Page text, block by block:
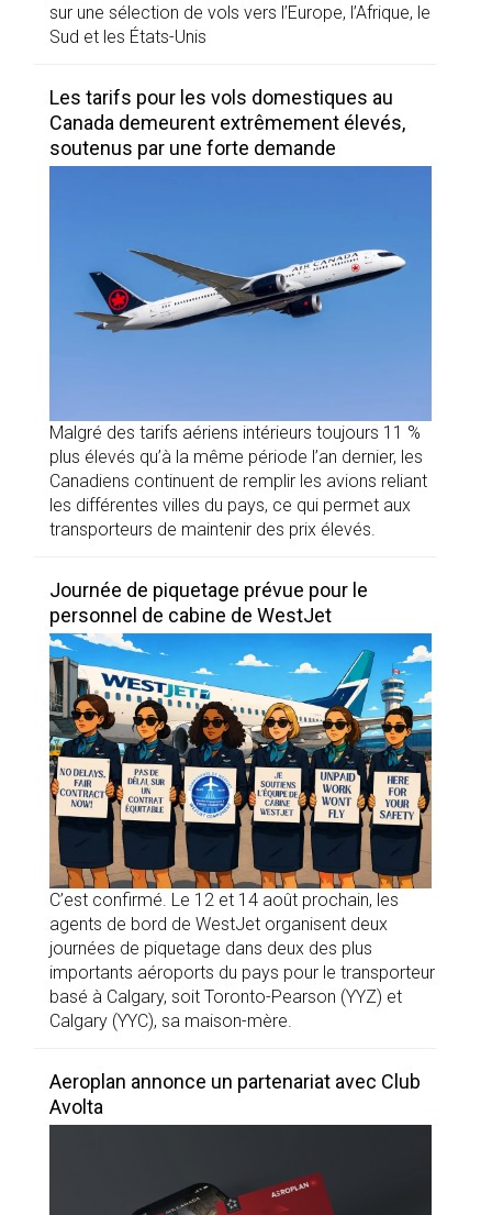
sur une sélection de vols vers l’Europe, l’Afrique, le
Sud et les États-Unis
Les tarifs pour les vols domestiques au
Canada demeurent extrêmement élevés,
soutenus par une forte demande
Malgré des tarifs aériens intérieurs toujours 11 %
plus élevés qu’à la même période l’an dernier, les
Canadiens continuent de remplir les avions reliant
les différentes villes du pays, ce qui permet aux
transporteurs de maintenir des prix élevés.
Journée de piquetage prévue pour le
personnel de cabine de WestJet
C’est confirmé. Le 12 et 14 août prochain, les
agents de bord de WestJet organisent deux
journées de piquetage dans deux des plus
importants aéroports du pays pour le transporteur
basé à Calgary, soit Toronto-Pearson (YYZ) et
Calgary (YYC), sa maison-mère.
Aeroplan annonce un partenariat avec Club
Avolta